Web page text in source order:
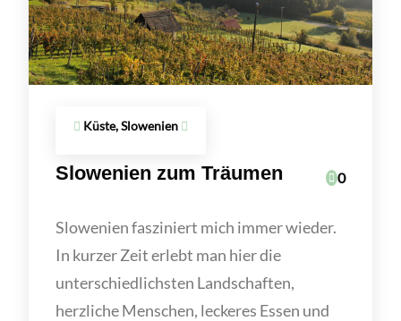
Küste, Slowenien
Slowenien zum Träumen 0
Slowenien fasziniert mich immer wieder.
In kurzer Zeit erlebt man hier die
unterschiedlichsten Landschaften,
herzliche Menschen, leckeres Essen und